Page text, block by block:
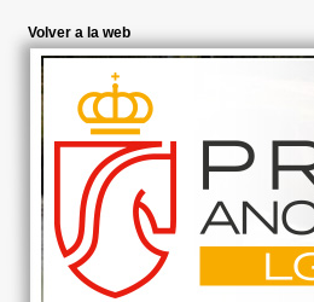
Volver a la web